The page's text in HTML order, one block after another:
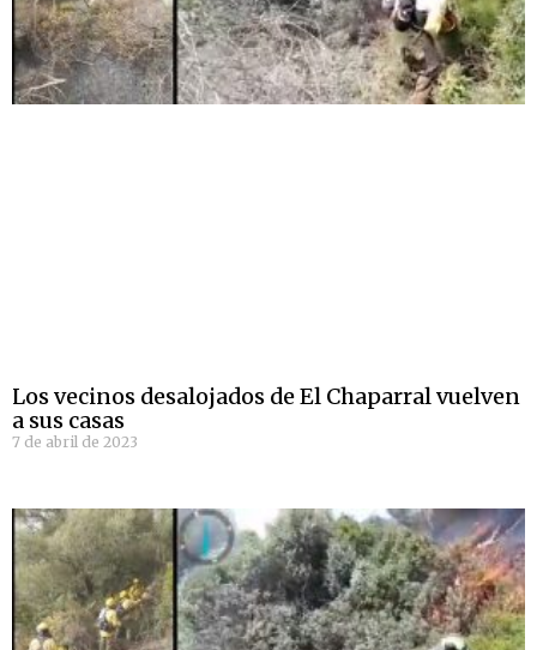
Los vecinos desalojados de El Chaparral vuelven
a sus casas
7 de abril de 2023